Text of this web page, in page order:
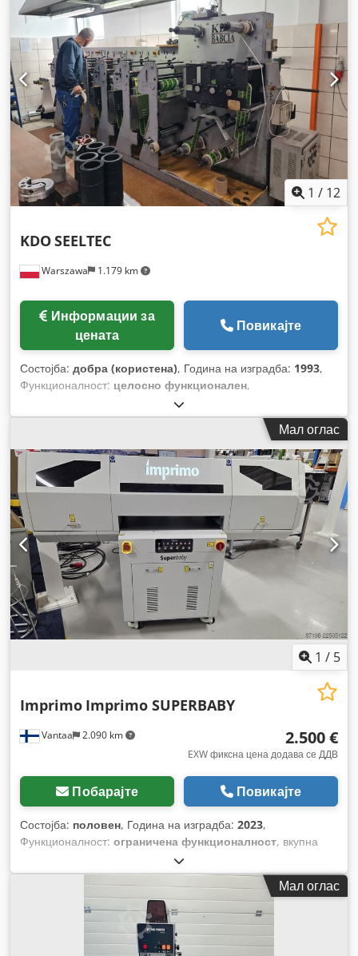
1 / 12
Warszawa 1.179 km
KDOSEELTEC
цената
Повикајте
Состојба: добра (користена), Година на изградба: 1993,
Функционалност: целосно функционален,
Мал оглас
1 / 5
Vantaa 2.090 km
Imprimo Imprimo SUPERBABY
2.500 €
EXW фиксна цена додава се ДДВ
Побарајте Повикајте
Состојба: половен, Година на изградба: 2023,
Функционалност: ограничена функционалност, вкупна
Мал оглас